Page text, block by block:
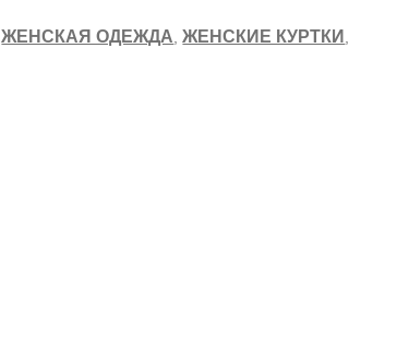
,ЖЕНСКАЯ ОДЕЖДА ,ЖЕНСКИЕ КУРТКИ